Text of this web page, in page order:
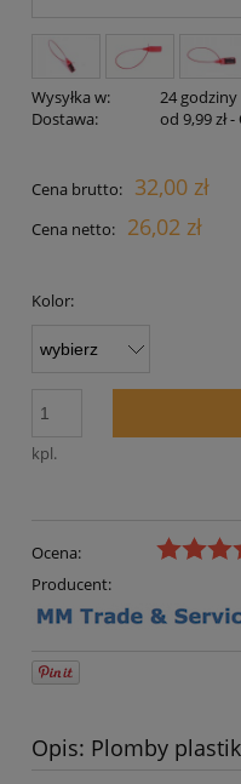
Wysyłka w:
24 godziny
Dostawa:
od 9,99 zł-
Cena nie zawiera
Cena brutto: 32,00 zł
Cena netto: 26,02 zł
Kolor:
kpl.
Ocena:
Producent:
Opis: Plomby